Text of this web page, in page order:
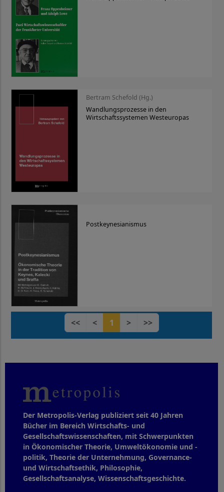
Bertram Schefold (Hg.)
Wandlungsprozesse in den
Wirtschaftssystemen Westeuropas
Postkeynesianismus
<< < 1 > >>
Der Metropolis-Verlag publiziert seit 40 Jahren
Bücher im Bereich Wirtschafts- und
Gesellschaftswissenschaften, mit Schwerpunkten
in Ökonomischer Theorie, Umweltökonomie und -
politik, Theorie der Unternehmung, Governance-
und Wirtschaftsethik, Philosophie,
Gesellschaftsanalyse, Wissenschaftsgeschichte.